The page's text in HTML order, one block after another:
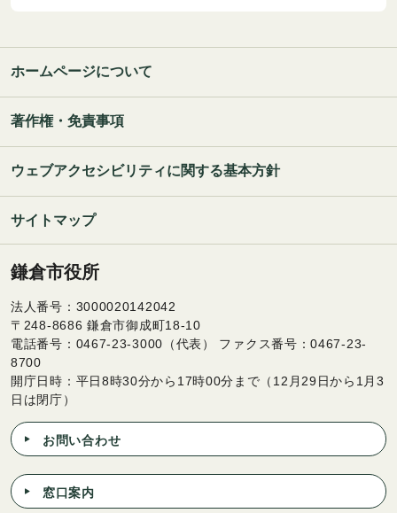
ホームページについて
著作権・免責事項
ウェブアクセシビリティに関する基本方針
サイトマップ
鎌倉市役所
法人番号：3000020142042
〒248-8686 鎌倉市御成町18-10
電話番号：0467-23-3000（代表） ファクス番号：0467-23-
8700
開庁日時：平日8時30分から17時00分まで（12月29日から1月3
日は閉庁）
お問い合わせ
窓口案内